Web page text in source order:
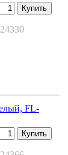
Купить
FL-
Купить